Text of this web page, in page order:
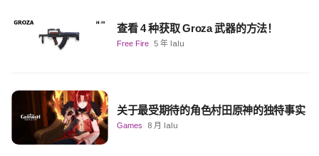
查看 4 种获取 Groza 武器的方法！
Free Fire 5 年 lalu
关于最受期待的角色村田原神的独特事实
Games 8 月 lalu